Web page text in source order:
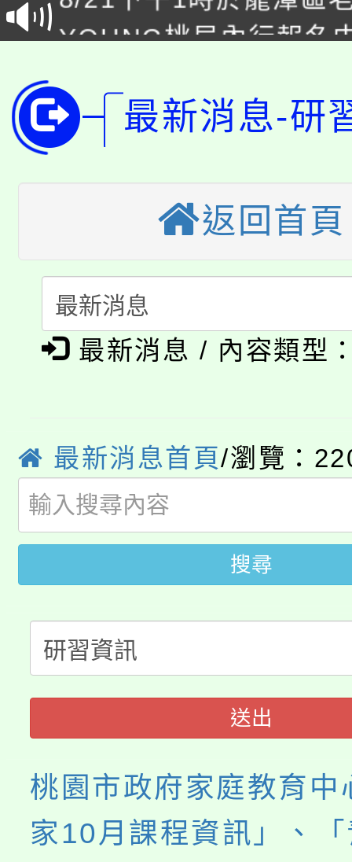
徵才活動。
YOUNG桃局內行報名
開!
115年桃園市運動會8/
田徑場及游泳池舉行。
桃園市低收入戶享有免
視費優惠，中低收入戶
半價優惠，詳情可洽有
者。
大園自造教育及科技中
份教師增能研習
大溪自造教育及科技
份教師研習
淨零綠生活教案入校路
會
115年食農教育專業人
程
「本色祭」8/29、30在
局官網。
8月14至27日，桃園電
開!
115年桃園市運動會8/
田徑場及游泳池舉行。
桃園市低收入戶享有免
視費優惠，中低收入戶
半價優惠，詳情可洽有
者。
大園自造教育及科技
份教師增能研習
大溪自造教育及科技中
份教師研習
淨零綠生活教案入校路
會
115年食農教育專業人
程
最新消息-研
返回首頁
最新消息 / 內容類型
最新消息首頁/瀏覽：
搜尋
送出
桃園市政府家庭教育中
家10月課程資訊」、